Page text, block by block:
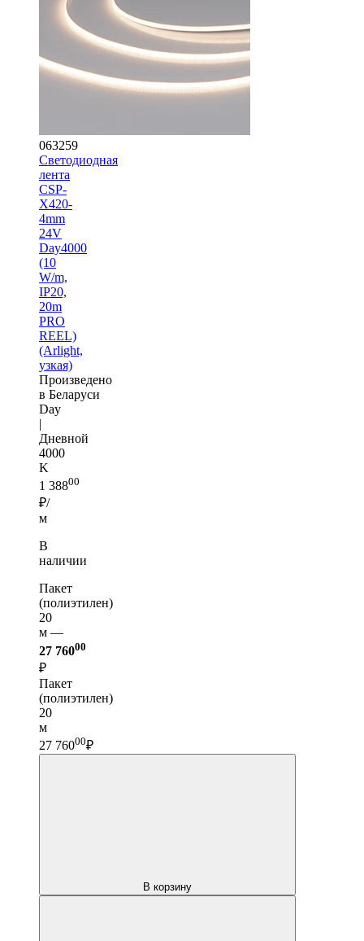
063259
Светодиодная
лента
CSP-
X420-
4mm
24V
Day4000
(10
W/m,
IP20,
20m
PRO
REEL)
(Arlight,
узкая)
Произведено
в Беларуси
Day
|
Дневной
4000
K
1 38800
₽/
м
В
наличии
Пакет
(полиэтилен)
20
м —
27 76000
₽
Пакет
(полиэтилен)
20
м
27 76000₽
В корзину